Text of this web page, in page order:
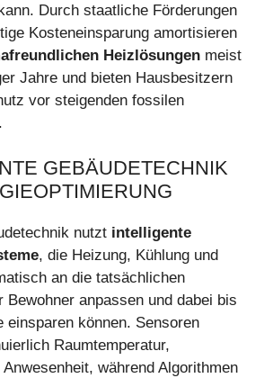
Durch staatliche Förderungen
Kosteneinsparung amortisieren
Heizlösungen meist
Jahre und bieten Hausbesitzern
vor steigenden fossilen
GEBÄUDETECHNIK
nutzt intelligente
, die Heizung, Kühlung und
an die tatsächlichen
Bewohner anpassen und dabei bis
einsparen können. Sensoren
Raumtemperatur,
Anwesenheit, während Algorithmen